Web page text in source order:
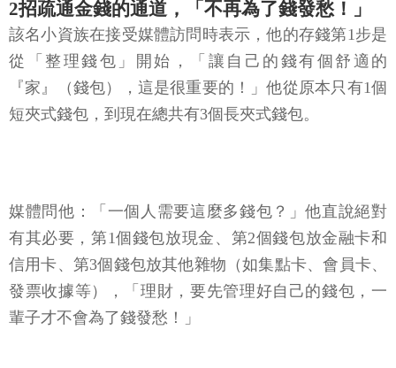
2招疏通金錢的通道，「不再為了錢發愁！」
該名小資族在接受媒體訪問時表示，他的存錢第1步是
從「整理錢包」開始，「讓自己的錢有個舒適的
『家』（錢包），這是很重要的！」他從原本只有1個
短夾式錢包，到現在總共有3個長夾式錢包。
媒體問他：「一個人需要這麼多錢包？」他直說絕對
有其必要，第1個錢包放現金、第2個錢包放金融卡和
信用卡、第3個錢包放其他雜物（如集點卡、會員卡、
發票收據等），「理財，要先管理好自己的錢包，一
輩子才不會為了錢發愁！」